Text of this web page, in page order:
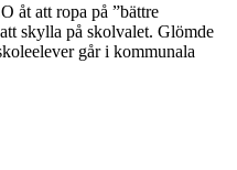
åt att ropa på ”bättre
skylla på skolvalet. Glömde
går i kommunala